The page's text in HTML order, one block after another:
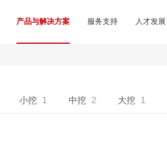
产品与解决方案 服务支持 人才发展
小挖 1 中挖 2 大挖 1